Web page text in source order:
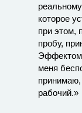
которое
при этом,
пробу,
Эффектом
меня
рабочий.»